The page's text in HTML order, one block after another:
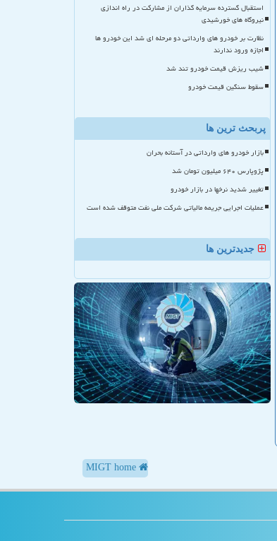
استقبال گسترده سرمایه گذاران از مشارکت در راه اندازی
نیروگاه های خورشیدی
نظارت بر خودرو های وارداتی دو مرحله ای شد این خودرو ها
اجازه ورود ندارند
شیب ریزش قیمت خودرو تند شد
سقوط سنگین قیمت خودرو
پربحث ترین ها
بازار خودرو های وارداتی در آستانه بحران
پژوپارس ۶۴۰ میلیون تومان شد
تغییر شدید نرخها در بازار خودرو
عملیات اجرایی جریمه مالیاتی شرکت ملی نفت متوقف شده است
جدیدترین ها